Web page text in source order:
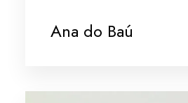
Ana do Baú